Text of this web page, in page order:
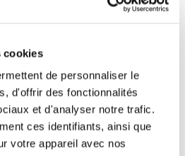
cookies
de personnaliser le
d'offrir des fonctionnalités
et d'analyser notre trafic.
ces identifiants, ainsi que
votre appareil avec nos
? :
route invisible.
? :